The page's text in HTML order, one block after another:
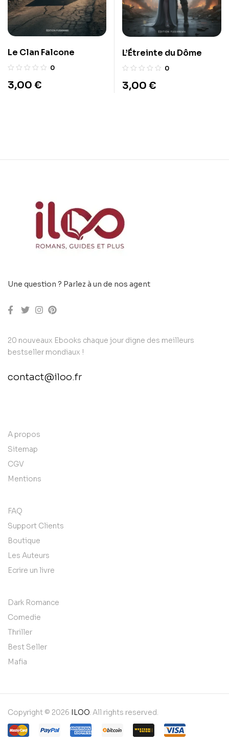
Le Clan Falcone
0
3,00 €
L’Étreinte du Dôme
0
3,00 €
Une question ? Parlez à un de nos agent
20 nouveaux Ebooks chaque jour digne des meilleurs
bestseller mondiaux !
contact@iloo.fr
A propos
Sitemap
CGV
Mentions
FAQ
Support Clients
Boutique
Les Auteurs
Ecrire un livre
Dark Romance
Comedie
Thriller
Best Seller
Mafia
Copyright © 2026 ILOO. All rights reserved.